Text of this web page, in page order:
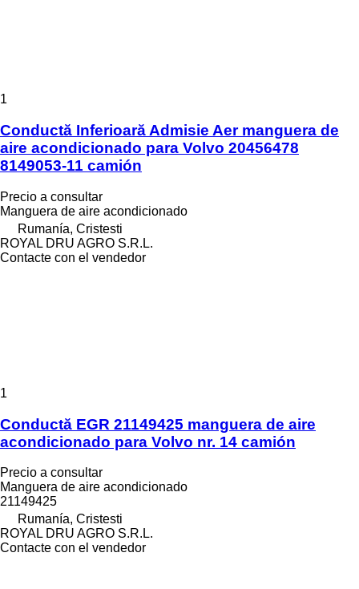
1
Conductă Inferioară Admisie Aer manguera de
aire acondicionado para Volvo 20456478
8149053-11 camión
Precio a consultar
Manguera de aire acondicionado
Rumanía, Cristesti
ROYAL DRU AGRO S.R.L.
Contacte con el vendedor
1
Conductă EGR 21149425 manguera de aire
acondicionado para Volvo nr. 14 camión
Precio a consultar
Manguera de aire acondicionado
21149425
Rumanía, Cristesti
ROYAL DRU AGRO S.R.L.
Contacte con el vendedor